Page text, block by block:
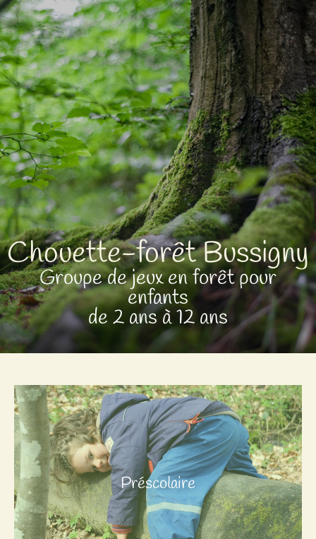
Chouette-forêt
Chouette-forêt Bussigny
Groupe de jeux en forêt pour
enfants
de 2 ans à 12 ans
Préscolaire